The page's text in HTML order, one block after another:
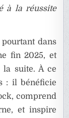
à la réussite
pourtant dans
fin 2025, et
la suite. À ce
: il bénéficie
comprend
et inspire